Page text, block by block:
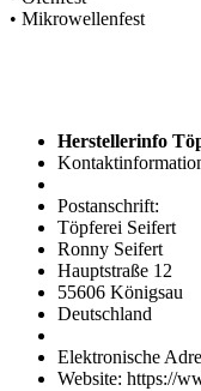
• Mikrowellenfest
Herstellerinfo
Postanschrift:
Töpferei Seifert
Ronny Seifert
Hauptstraße 12
55606 Königsau
Deutschland
Elektronische
Website: https://